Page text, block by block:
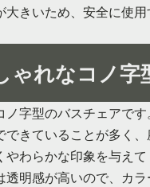
きいため、安全に使
ゃれなコノ字
字型のバスチェアです。
きていることが多く
わらかな印象を与えて
明感が高いので、カ